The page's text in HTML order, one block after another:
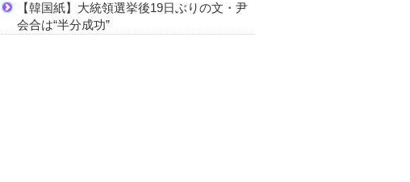
【韓国紙】大統領選挙後19日ぶりの文・尹
会合は“半分成功”